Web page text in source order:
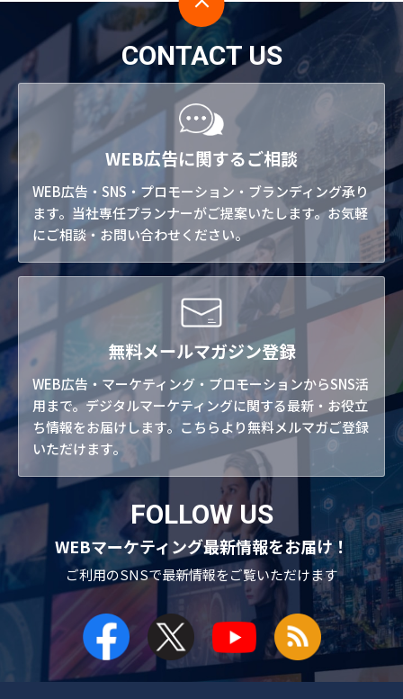
CONTACT US
WEB広告に関するご相談
WEB広告・SNS・プロモーション・ブランディング承り
ます。当社専任プランナーがご提案いたします。お気軽
にご相談・お問い合わせください。
無料メールマガジン登録
WEB広告・マーケティング・プロモーションからSNS活
用まで。デジタルマーケティングに関する最新・お役立
ち情報をお届けします。こちらより無料メルマガご登録
いただけます。
FOLLOW US
WEBマーケティング最新情報をお届け！
ご利用のSNSで最新情報をご覧いただけます